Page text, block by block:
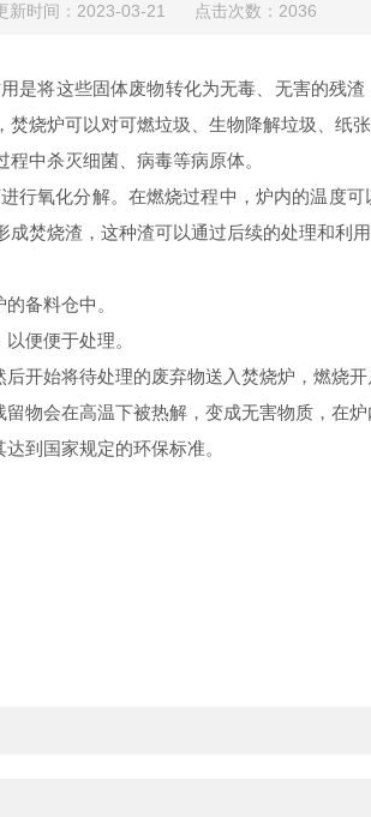
新时间：2023-03-21 点击次数：2036
将这些固体废物转化为无毒、无害的残渣
烧炉可以对可燃垃圾、生物降解垃圾、纸
中杀灭细菌、病毒等病原体。
氧化分解。在燃烧过程中，炉内的温度
焚烧渣，这种渣可以通过后续的处理和利用
备料仓中。
便便于处理。
始将待处理的废弃物送入焚烧炉，燃烧开
会在高温下被热解，变成无害物质，在炉
到国家规定的环保标准。